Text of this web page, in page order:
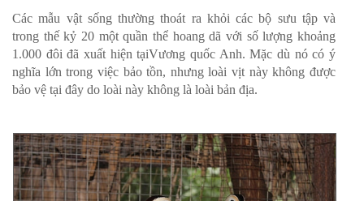
Các mẫu vật sống thường thoát ra khỏi các bộ sưu tập và
trong thế kỷ 20 một quần thể hoang dã với số lượng khoảng
1.000 đôi đã xuất hiện tạiVương quốc Anh. Mặc dù nó có ý
nghĩa lớn trong việc bảo tồn, nhưng loài vịt này không được
bảo vệ tại đây do loài này không là loài bản địa.